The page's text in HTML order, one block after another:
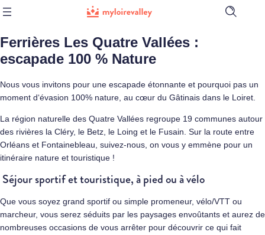
Ouvrir
Ferrières Les Quatre Vallées :
escapade 100 % Nature
Nous vous invitons pour une escapade étonnante et pourquoi pas un
moment d‘évasion 100% nature, au cœur du Gâtinais dans le Loiret.
La région naturelle des Quatre Vallées regroupe 19 communes autour
des rivières la Cléry, le Betz, le Loing et le Fusain. Sur la route entre
Orléans et Fontainebleau, suivez-nous, on vous y emmène pour un
itinéraire nature et touristique !
Séjour sportif et touristique, à pied ou à vélo
Que vous soyez grand sportif ou simple promeneur, vélo/VTT ou
marcheur, vous serez séduits par les paysages envoûtants et aurez de
nombreuses occasions de vous arrêter pour découvrir ce qui fait